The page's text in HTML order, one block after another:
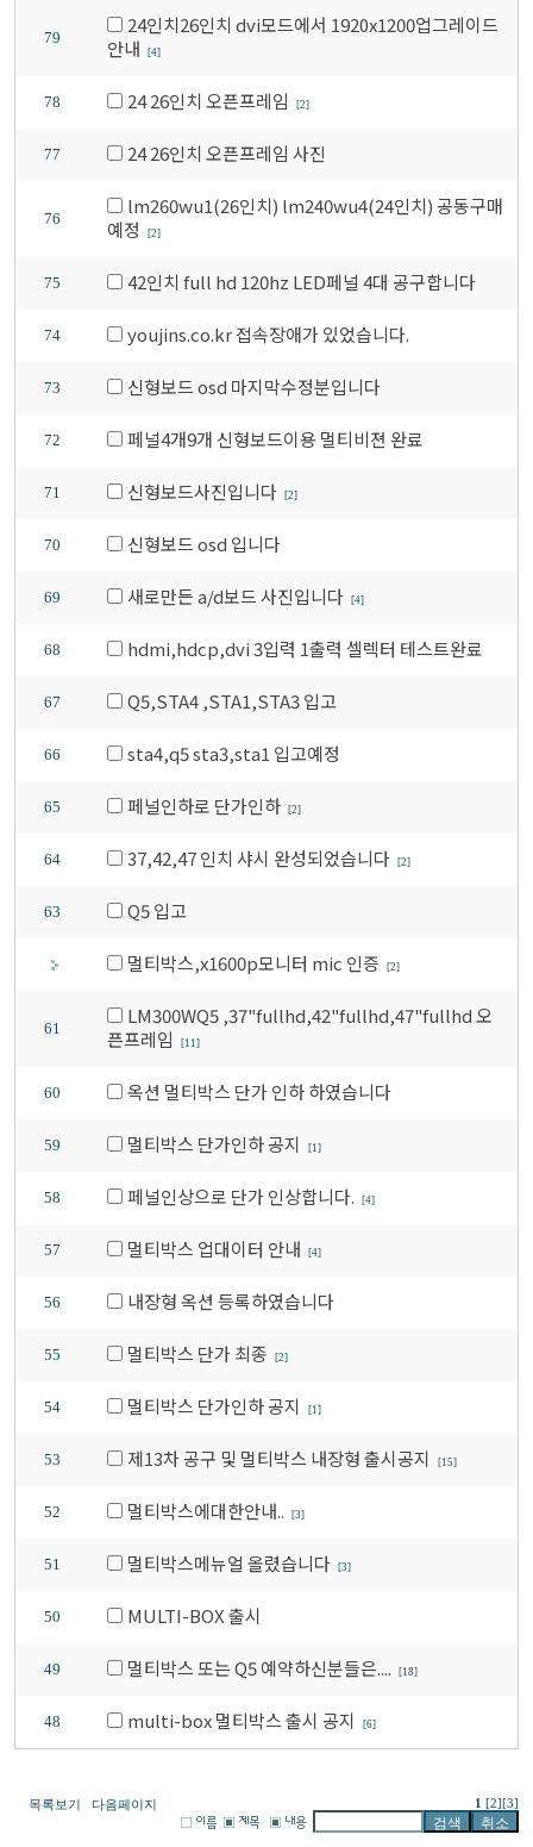
79
24인치26인치 dvi모드에서 1920x1200업그레이드
안내
[4]
78 24 26인치 오픈프레임 [2]
77 24 26인치 오픈프레임 사진
76
lm260wu1(26인치) lm240wu4(24인치) 공동구매
예정
[2]
75 42인치 full hd 120hz LED페널 4대 공구합니다
74 youjins.co.kr 접속장애가 있었습니다.
73 신형보드 osd 마지막수정분입니다
72 페널4개9개 신형보드이용 멀티비젼 완료
71 신형보드사진입니다 [2]
70 신형보드 osd 입니다
69 새로만든 a/d보드 사진입니다 [4]
68 hdmi,hdcp,dvi 3입력 1출력 셀렉터 테스트완료
67 Q5,STA4 ,STA1,STA3 입고
66 sta4,q5 sta3,sta1 입고예정
65 페널인하로 단가인하 [2]
64 37,42,47 인치 샤시 완성되었습니다 [2]
63 Q5 입고
멀티박스,x1600p모니터 mic 인증 [2]
61
LM300WQ5 ,37"fullhd,42"fullhd,47"fullhd 오
픈프레임
[11]
60 옥션 멀티박스 단가 인하 하였습니다
59 멀티박스 단가인하 공지 [1]
58 페널인상으로 단가 인상합니다. [4]
57 멀티박스 업대이터 안내 [4]
56 내장형 옥션 등록하였습니다
55 멀티박스 단가 최종 [2]
54 멀티박스 단가인하 공지 [1]
53 제13차 공구 및 멀티박스 내장형 출시공지 [15]
52 멀티박스에대한안내.. [3]
51 멀티박스메뉴얼 올렸습니다 [3]
50 MULTI-BOX 출시
49 멀티박스 또는 Q5 예약하신분들은.... [18]
48 multi-box 멀티박스 출시 공지 [6]
목록보기 다음페이지 1 [2] [3]